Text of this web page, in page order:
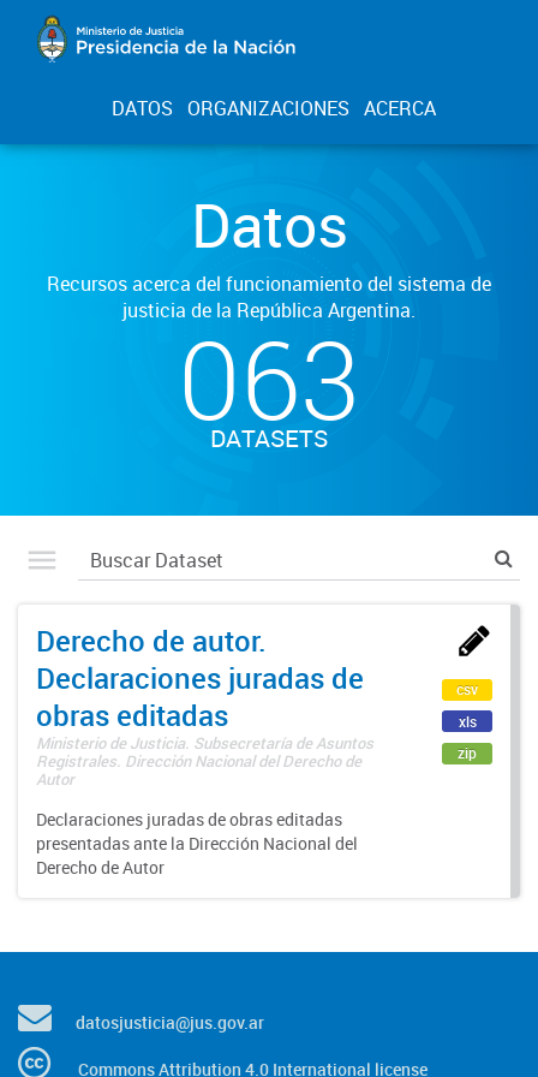
DATOS ORGANIZACIONES ACERCA
Datos
Recursos acerca del funcionamiento del sistema de
justicia de la República Argentina.
063
DATASETS
Derecho de autor.
Declaraciones juradas de
obras editadas
Ministerio de Justicia. Subsecretaría de Asuntos
Registrales. Dirección Nacional del Derecho de
Autor
Declaraciones juradas de obras editadas
presentadas ante la Dirección Nacional del
Derecho de Autor
csv
xls
zip
datosjusticia@jus.gov.ar
Commons Attribution 4.0 International license